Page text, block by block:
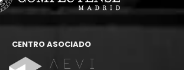
CENTRO ASOCIADO